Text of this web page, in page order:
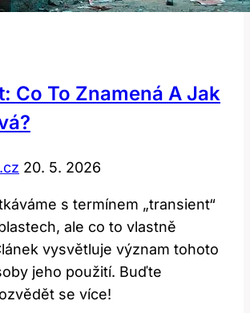
Co To Znamená A Jak
20. 5. 2026
s termínem „transient“
ale co to vlastně
vysvětluje význam tohoto
jeho použití. Buďte
se více!